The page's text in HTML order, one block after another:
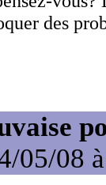
des
05/08